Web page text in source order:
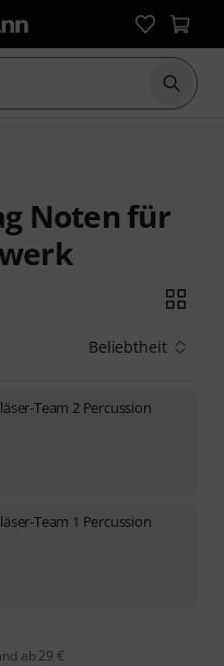
Suche
Noten für
Beliebtheit
Team 2 Percussion
Team 1 Percussion
ab 29 €